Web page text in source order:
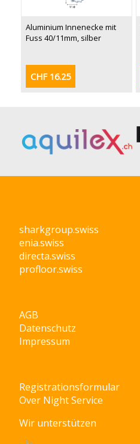
Aluminium Innenecke mit
Fuss 40/11mm, silber
CHF 16.25
sharkgroup.swiss
enia.swiss
directa.swiss
profloor.swiss
AGB
Datenschutz
Impressum
Registrationsformular
Over Night Service
Wir unterstützen